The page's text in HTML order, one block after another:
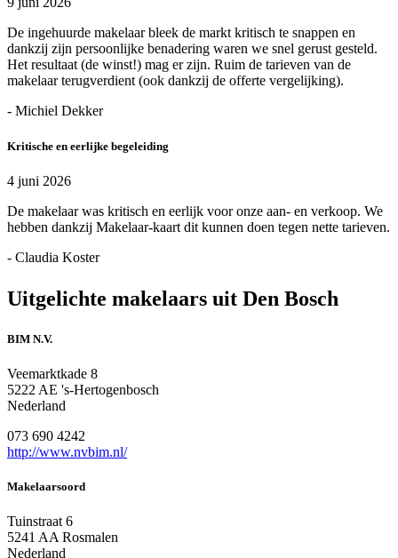
De ingehuurde makelaar bleek de markt kritisch te snappen en
dankzij zijn persoonlijke benadering waren we snel gerust gesteld.
Het resultaat (de winst!) mag er zijn. Ruim de tarieven van de
makelaar terugverdient (ook dankzij de offerte vergelijking).
- Michiel Dekker
Kritische en eerlijke begeleiding
4 juni 2026
De makelaar was kritisch en eerlijk voor onze aan- en verkoop. We
hebben dankzij Makelaar-kaart dit kunnen doen tegen nette tarieven.
- Claudia Koster
Uitgelichte makelaars uit Den Bosch
BIM N.V.
Veemarktkade 8
5222 AE 's-Hertogenbosch
Nederland
073 690 4242
http://www.nvbim.nl/
Makelaarsoord
Tuinstraat 6
5241 AA Rosmalen
Nederland